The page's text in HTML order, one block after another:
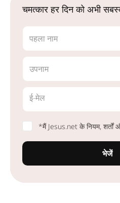
चमत्कार हर दिन को अभी
पहला नाम
उपनाम
ई-मेल
*मैं Jesus.net के नियम, शर्तों
भेजें